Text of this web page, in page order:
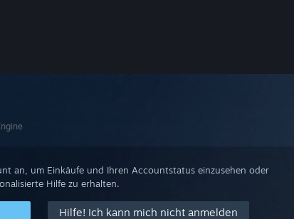
an, um Einkäufe und Ihren Accountstatus einzusehen oder
Hilfe zu erhalten.
Hilfe! Ich kann mich nicht anmelden